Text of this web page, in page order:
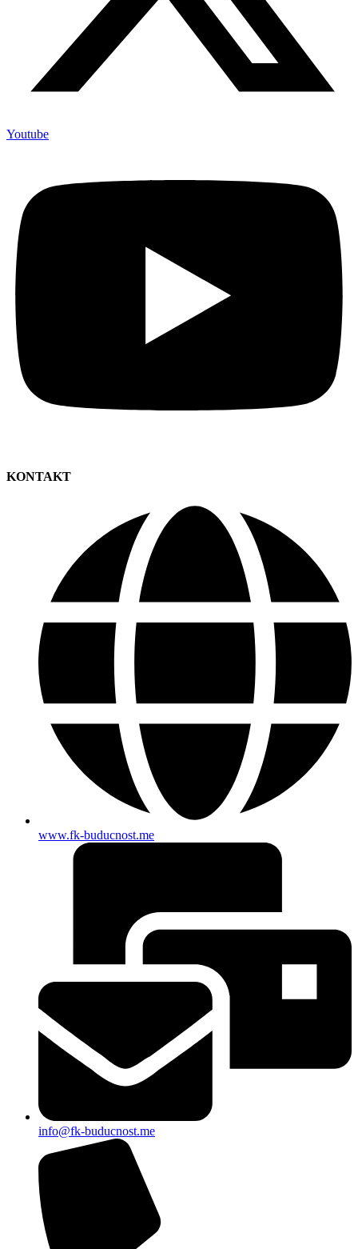
Youtube
KONTAKT
www.fk-buducnost.me
info@fk-buducnost.me